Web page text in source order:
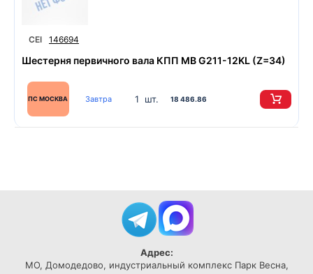
CEI 146694
Шестерня первичного вала КПП MB G211-12KL (Z=34)
ПС МОСКВА Завтра 1 шт. 18 486.86
Адрес:
МО, Домодедово, индустриальный комплекс Парк Весна,